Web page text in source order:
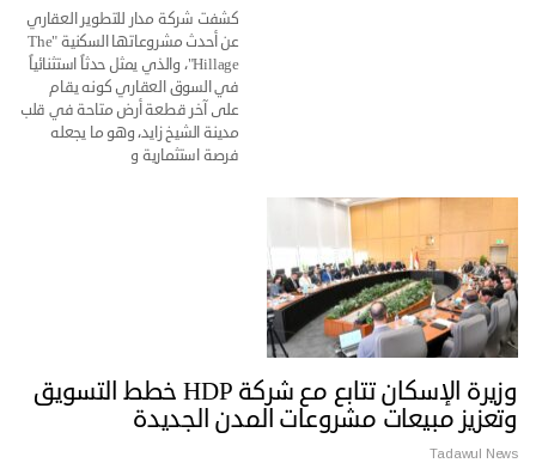
كشفت شركة مدار للتطوير العقاري
عن أحدث مشروعاتها السكنية "The
Hillage"، والذي يمثل حدثاً استثنائياً
في السوق العقاري كونه يقام
على آخر قطعة أرض متاحة في قلب
مدينة الشيخ زايد، وهو ما يجعله
فرصة استثمارية و
وزيرة الإسكان تتابع مع شركة HDP خطط التسويق
وتعزيز مبيعات مشروعات المدن الجديدة
Tadawul News